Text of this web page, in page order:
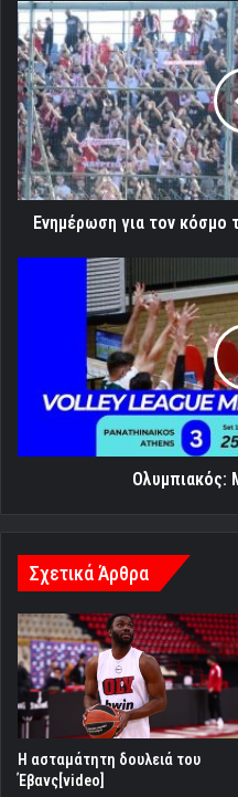
Eνημέρωση
για
τον
κόσμο
του
Ολυμπιακού
στο
Ηράκλειο
Eνημέρωση για τον κόσμο
Ολυμπιακός:
Ολυμπιακός:
Σχετικά Άρθρα
H ασταμάτητη δουλειά του
Έβανς[video]